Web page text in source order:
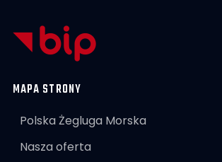
MAPA STRONY
Polska Żegluga Morska
Nasza oferta